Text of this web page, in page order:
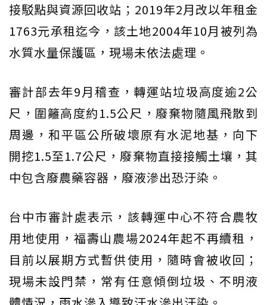
接駁點與資源回收站；2019年2月改以年租金
1763元承租迄今，該土地2004年10月被列為
水質水量保護區，現場未依法處理。
審計部去年9月稽查，轉運站垃圾高度逾2公
尺，圍籬高度約1.5公尺，廢棄物隨風飛散到
周邊，和平區公所破壞原有水泥地基，向下
開挖1.5至1.7公尺，廢棄物直接接觸土壤，其
中包含廢農藥容器，廢液滲出恐汙染。
台中市審計處表示，該轉運中心不符合農牧
用地使用，福壽山農場2024年起不再續租，
目前以展期方式暫供使用，隨時會被收回；
現場未設門禁，常有任意傾倒垃圾、不明液